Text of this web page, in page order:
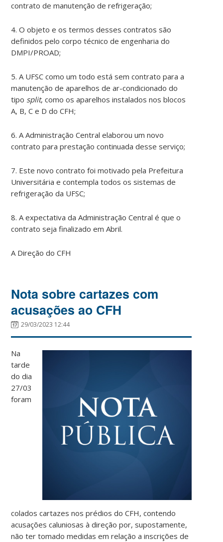
contrato de manutenção de refrigeração;
4. O objeto e os termos desses contratos são
definidos pelo corpo técnico de engenharia do
DMPI/PROAD;
5. A UFSC como um todo está sem contrato para a
manutenção de aparelhos de ar-condicionado do
tipo split, como os aparelhos instalados nos blocos
A, B, C e D do CFH;
6. A Administração Central elaborou um novo
contrato para prestação continuada desse serviço;
7. Este novo contrato foi motivado pela Prefeitura
Universitária e contempla todos os sistemas de
refrigeração da UFSC;
8. A expectativa da Administração Central é que o
contrato seja finalizado em Abril.
A Direção do CFH
Nota sobre cartazes com
acusações ao CFH
29/03/2023 12:44
Na
tarde
do dia
27/03
foram
colados cartazes nos prédios do CFH, contendo
acusações caluniosas à direção por, supostamente,
não ter tomado medidas em relação a inscrições de